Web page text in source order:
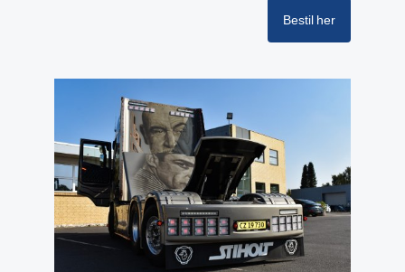
Bestil her